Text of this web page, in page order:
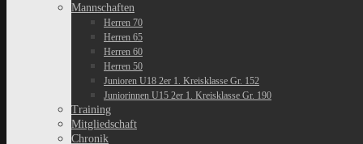
Mannschaften
Herren 70
Herren 65
Herren 60
Herren 50
Junioren U18 2er 1. Kreisklasse Gr. 152
Juniorinnen U15 2er 1. Kreisklasse Gr. 190
Training
Mitgliedschaft
Chronik